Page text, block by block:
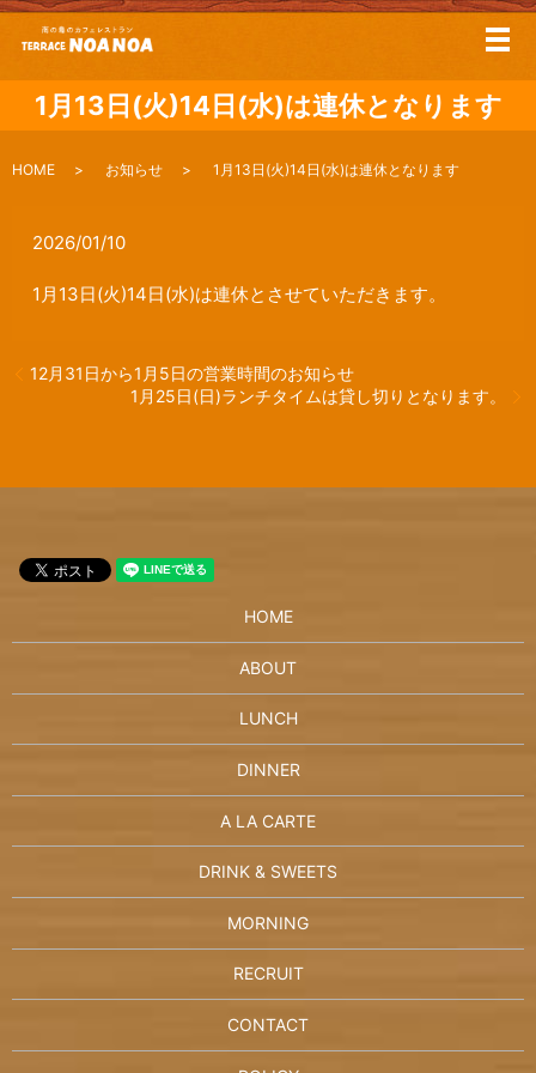
メ
1月13日(火)14日(水)は連休となります
HOME お知らせ 1月13日(火)14日(水)は連休となります
2026/01/10
1月13日(火)14日(水)は連休とさせていただきます。
12月31日から1月5日の営業時間のお知らせ
1月25日(日)ランチタイムは貸し切りとなります。
HOME
ABOUT
LUNCH
DINNER
A LA CARTE
DRINK & SWEETS
MORNING
RECRUIT
CONTACT